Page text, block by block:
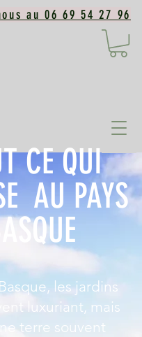
au 06 69 54 27 96
CE QUI
AU PAYS
les jardins
luxuriant, mais
terre souvent